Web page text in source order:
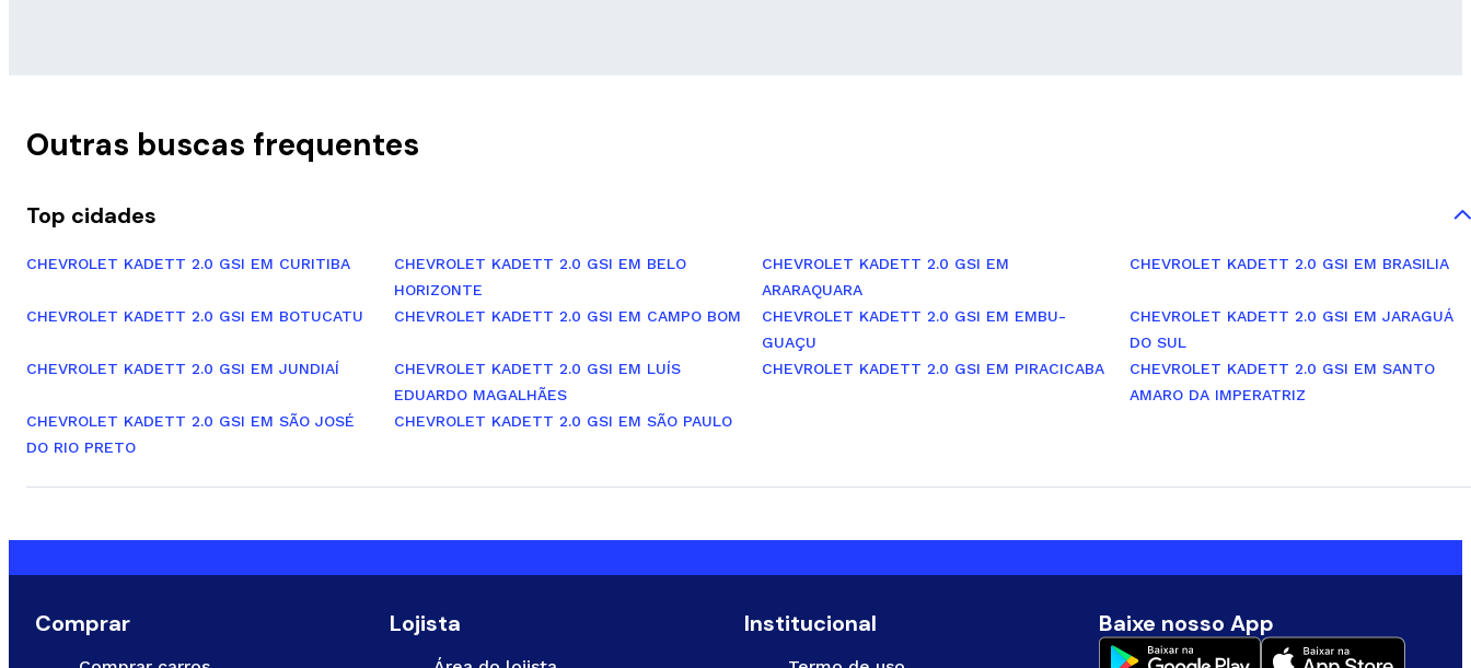
Outras buscas frequentes
Top cidades
CHEVROLET KADETT 2.0 GSI EM CURITIBA
CHEVROLET KADETT 2.0 GSI EM BELO
HORIZONTE
CHEVROLET KADETT 2.0 GSI EM
ARARAQUARA
CHEVROLET KADETT 2.0 GSI EM BRASILIA
CHEVROLET KADETT 2.0 GSI EM BOTUCATU CHEVROLET KADETT 2.0 GSI EM CAMPO BOM
CHEVROLET KADETT 2.0 GSI EM EMBU-
GUAÇU
CHEVROLET KADETT 2.0 GSI EM JARAGUÁ
DO SUL
CHEVROLET KADETT 2.0 GSI EM JUNDIAÍ
CHEVROLET KADETT 2.0 GSI EM LUÍS
EDUARDO MAGALHÃES
CHEVROLET KADETT 2.0 GSI EM PIRACICABA
CHEVROLET KADETT 2.0 GSI EM SANTO
AMARO DA IMPERATRIZ
CHEVROLET KADETT 2.0 GSI EM SÃO JOSÉ
DO RIO PRETO
CHEVROLET KADETT 2.0 GSI EM SÃO PAULO
Comprar Lojista Institucional Baixe nosso App